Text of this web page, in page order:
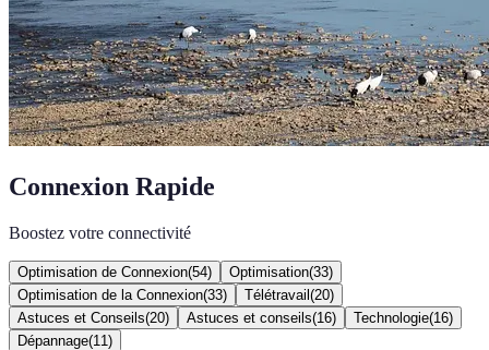
Connexion Rapide
Boostez votre connectivité
Optimisation de Connexion(54) Optimisation(33)
Optimisation de la Connexion(33) Télétravail (20)
Astuces et Conseils(20) Astuces et conseils(16) Technologie(16)
Dépannage(11 )